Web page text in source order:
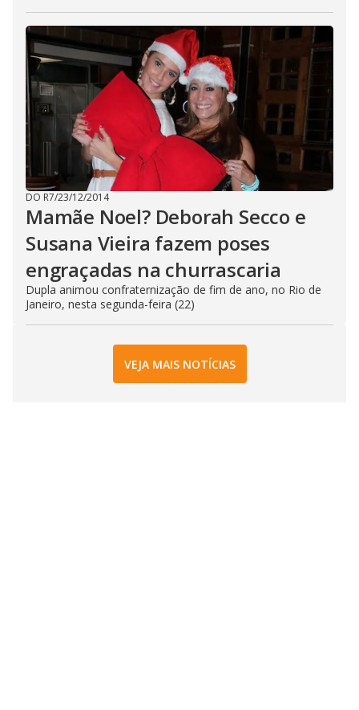
DO R7/23/12/2014
Mamãe Noel? Deborah Secco e
Susana Vieira fazem poses
engraçadas na churrascaria
Dupla animou confraternização de fim de ano, no Rio de
Janeiro, nesta segunda-feira (22)
VEJA MAIS NOTÍCIAS